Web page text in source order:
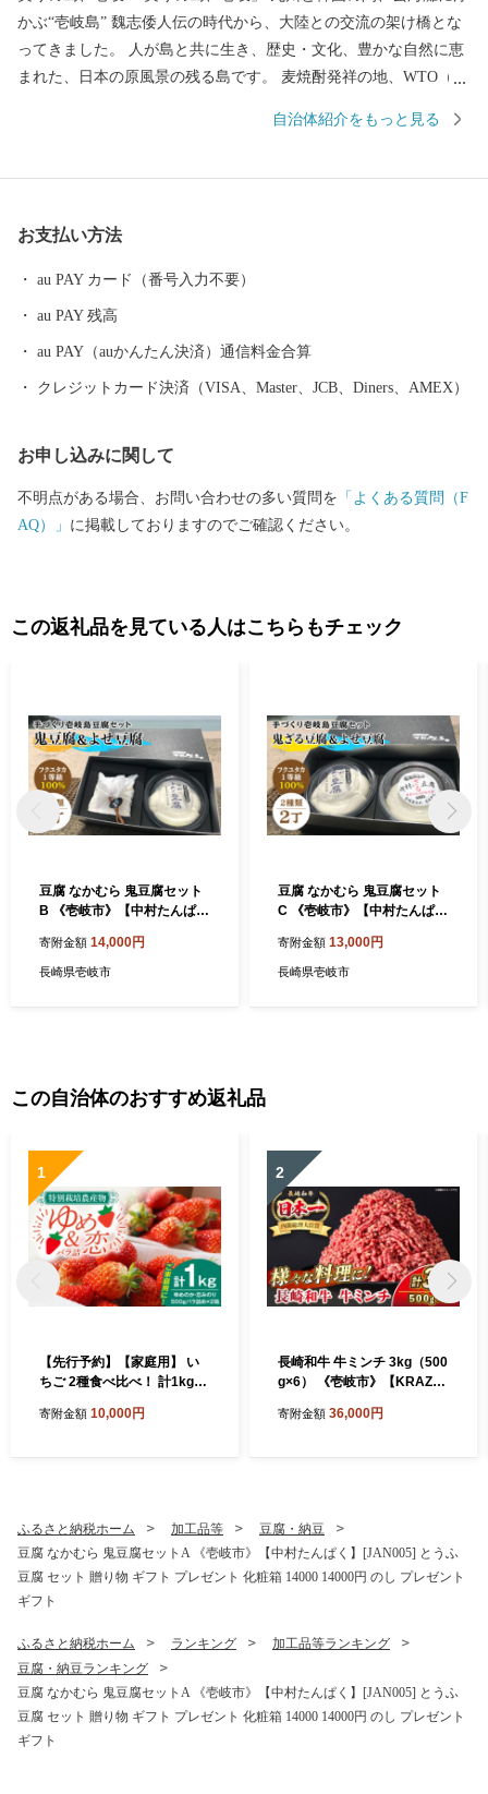
かぶ“壱岐島” 魏志倭人伝の時代から、大陸との交流の架け橋とな
ってきました。 人が島と共に生き、歴史・文化、豊かな自然に恵
まれた、日本の原風景の残る島です。 麦焼酎発祥の地、WTO（世
牛、ウニ、海産物など、豊饒な自然が育むS級食材。 国特別史跡
自治体紹介をもっと見る
お支払い方法
au PAY カード（番号入力不要）
au PAY 残高
au PAY（auかんたん決済）通信料金合算
クレジットカード決済（VISA、Master、JCB、Diners、AMEX）
お申し込みに関して
不明点がある場合、お問い合わせの多い質問を 「よくある質問（F
AQ）」 に掲載しておりますのでご確認ください。
この返礼品を見ている人はこちらもチェック
豆腐 なかむら 鬼豆腐セット
B 《壱岐市》【中村たんぱ
セット 贈り物 ギフト プレゼ
ント 化粧箱 14000 14000円
寄附金額 14,000円
長崎県壱岐市
豆腐 なかむら 鬼豆腐セット
C 《壱岐市》【中村たんぱ
セット 贈り物 ギフト プレゼ
ント 化粧箱 13000 13000円
寄附金額 13,000円
長崎県壱岐市
この自治体のおすすめ返礼品
1
【先行予約】【家庭用】 い
ちご 2種食べ比べ！ 計1kg
027年2月以降順次発送】
寄附金額 10,000円
2
長崎和牛 牛ミンチ 3kg（500
g×6） 《壱岐市》【KRAZY
ンチ 牛ミンチ ひき肉 挽肉 挽
寄附金額 36,000円
ふるさと納税ホーム 加工品等
豆腐・納豆
豆腐 なかむら 鬼豆腐セットA 《壱岐市》【中村たんぱく】[JAN005] とうふ
豆腐 セット 贈り物 ギフト プレゼント 化粧箱 14000 14000円 のし プレゼント
ギフト
ふるさと納税ホーム ランキング
加工品等ランキング
豆腐・納豆ランキング
豆腐 なかむら 鬼豆腐セットA 《壱岐市》【中村たんぱく】[JAN005] とうふ
豆腐 セット 贈り物 ギフト プレゼント 化粧箱 14000 14000円 のし プレゼント
ギフト